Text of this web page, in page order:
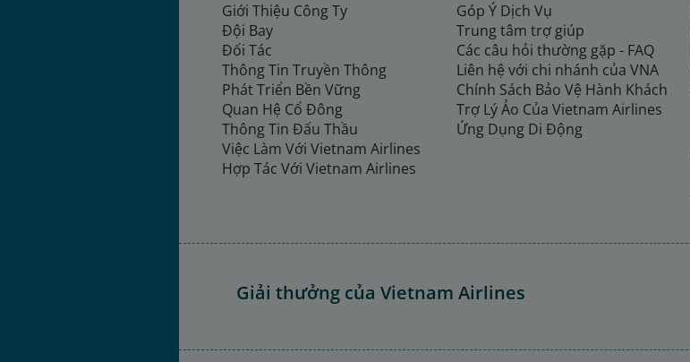
Giới Thiệu Công Ty
Đội Bay
Đối Tác
Thông Tin Truyền Thông
Phát Triển Bền Vững
Quan Hệ Cổ Đông
Thông Tin Đấu Thầu
Việc Làm Với Vietnam Airlines
Hợp Tác Với Vietnam Airlines
Góp Ý Dịch Vụ
Trung tâm trợ giúp
Các câu hỏi thường gặp - FAQ
Liên hệ với chi nhánh của VNA
Chính Sách Bảo Vệ Hành Khách
Trợ Lý Ảo Của Vietnam Airlines
Ứng Dụng Di Động
Giải thưởng của Vietnam Airlines